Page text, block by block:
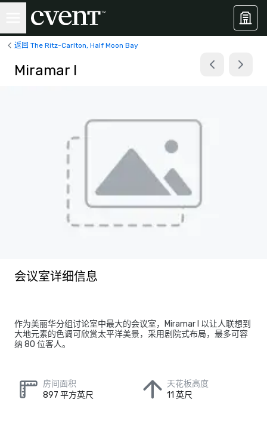
返回 The Ritz-Carlton, Half Moon Bay
Miramar I
会议室详细信息
作为美丽华分组讨论室中最大的会议室，Miramar I 以让人联想到
大地元素的色调可欣赏太平洋美景，采用剧院式布局，最多可容
纳 80 位客人。
房间面积
897 平方英尺
天花板高度
11 英尺